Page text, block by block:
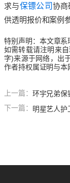
求与保镖公司协商
供透明报价和案例
特别声明：本文章系
如需转载请注明来自
字)来源于网络，出
作者持权属证明与本
上一篇：
下一篇： 明星艺人护